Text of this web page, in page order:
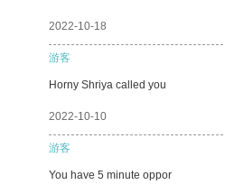
2022-10-18
游客
Horny Shriya called you
2022-10-10
游客
You have 5 minute oppor